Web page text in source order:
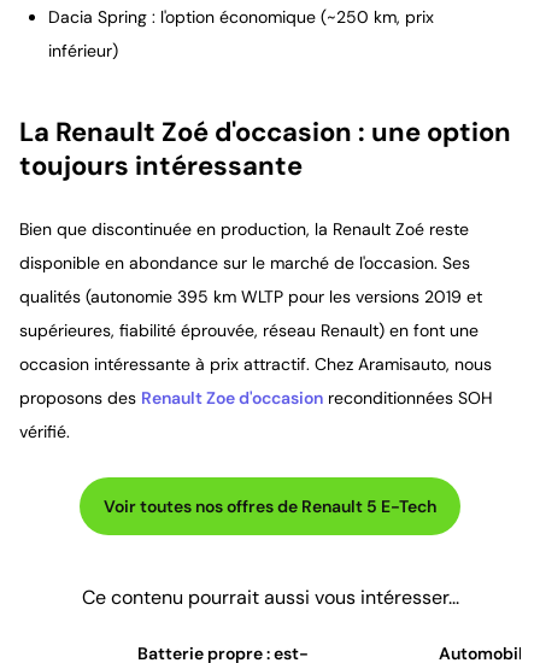
Dacia Spring : l'option économique (~250 km, prix
inférieur)
La Renault Zoé d'occasion : une option
toujours intéressante
Bien que discontinuée en production, la Renault Zoé reste
disponible en abondance sur le marché de l'occasion. Ses
qualités (autonomie 395 km WLTP pour les versions 2019 et
supérieures, fiabilité éprouvée, réseau Renault) en font une
occasion intéressante à prix attractif. Chez Aramisauto, nous
proposons des Renault Zoe d'occasion reconditionnées SOH
vérifié.
Voir toutes nos offres de Renault 5 E-Tech
Ce contenu pourrait aussi vous intéresser...
Batterie propre : est-
Automobile